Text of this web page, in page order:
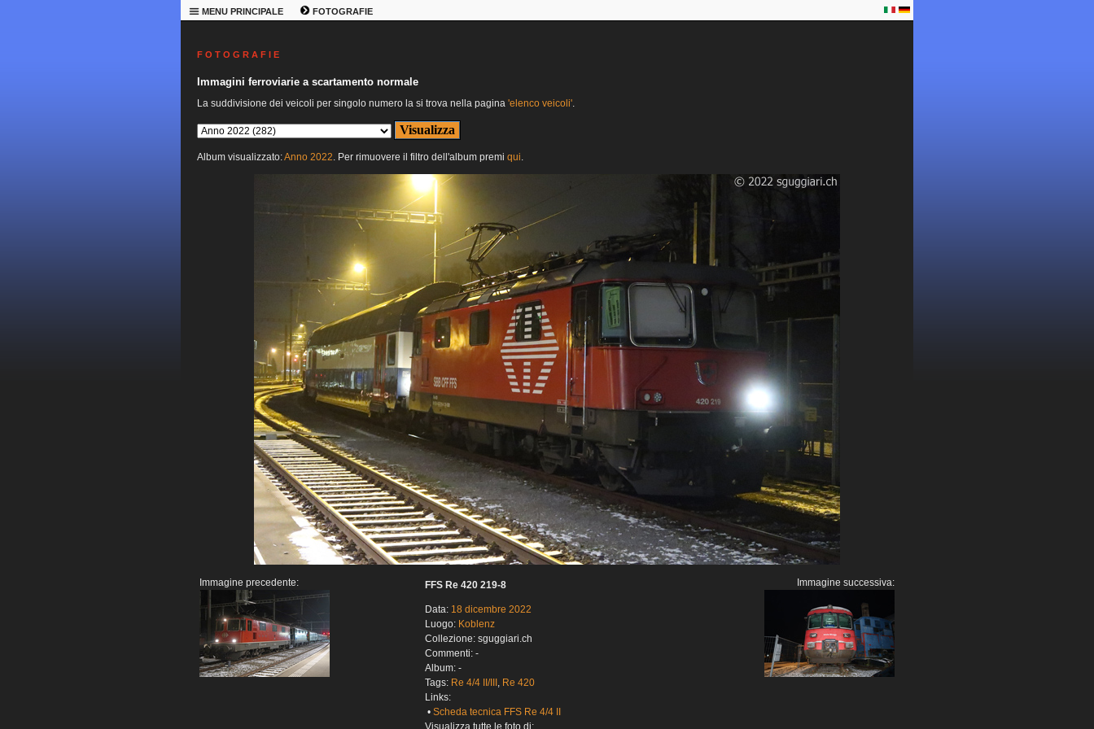
MENU PRINCIPALE FOTOGRAFIE
F O T O G R A F I E
Immagini ferroviarie a scartamento normale
La suddivisione dei veicoli per singolo numero la si trova nella pagina 'elenco veicoli'.
Album visualizzato:Anno 2022. Per rimuovere il filtro dell'album premi qui.
Immagine precedente: FFS Re 420 219-8
Data: 18 dicembre 2022
Luogo: Koblenz
Collezione: sguggiari.ch
Commenti: -
Album: -
Tags: Re 4/4 II/III , Re 420
Links:
• Scheda tecnica FFS Re 4/4 II
Immagine successiva: